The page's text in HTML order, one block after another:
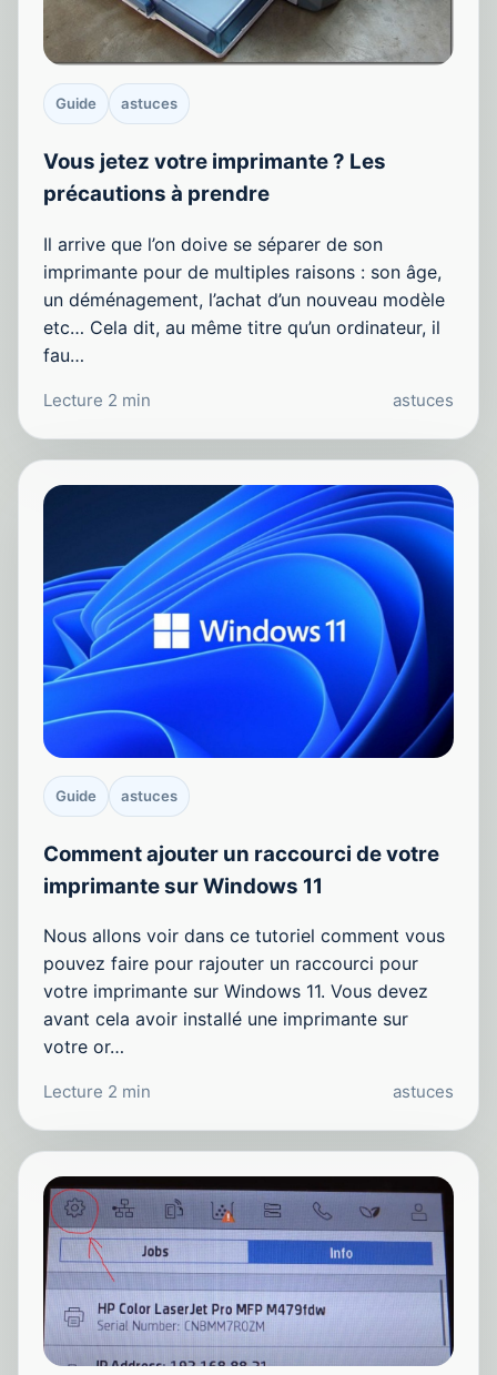
Guide astuces
Vous jetez votre imprimante ? Les
précautions à prendre
Il arrive que l’on doive se séparer de son
imprimante pour de multiples raisons : son âge,
un déménagement, l’achat d’un nouveau modèle
etc… Cela dit, au même titre qu’un ordinateur, il
fau…
Lecture 2 min astuces
Guide astuces
Comment ajouter un raccourci de votre
imprimante sur Windows 11
Nous allons voir dans ce tutoriel comment vous
pouvez faire pour rajouter un raccourci pour
votre imprimante sur Windows 11. Vous devez
avant cela avoir installé une imprimante sur
votre or…
Lecture 2 min astuces